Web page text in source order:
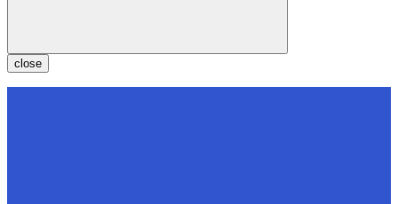
close